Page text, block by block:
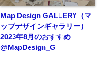
Map Design GALLERY（マ
ップデザインギャラリー）
2023年8月のおすすめ
@MapDesign_G